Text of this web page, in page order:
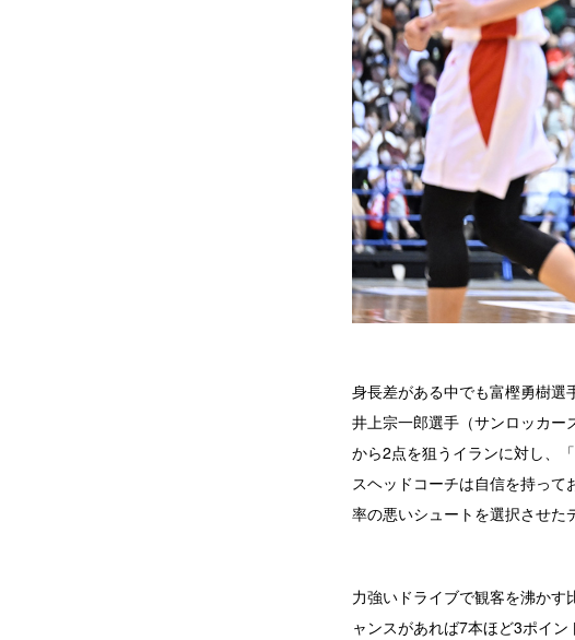
身長差がある中でも富樫勇樹選
井上宗一郎選手（サンロッカー
から2点を狙うイランに対し、
スヘッドコーチは自信を持っ
率の悪いシュートを選択させた
力強いドライブで観客を沸か
ャンスがあれば7本ほど3ポイ